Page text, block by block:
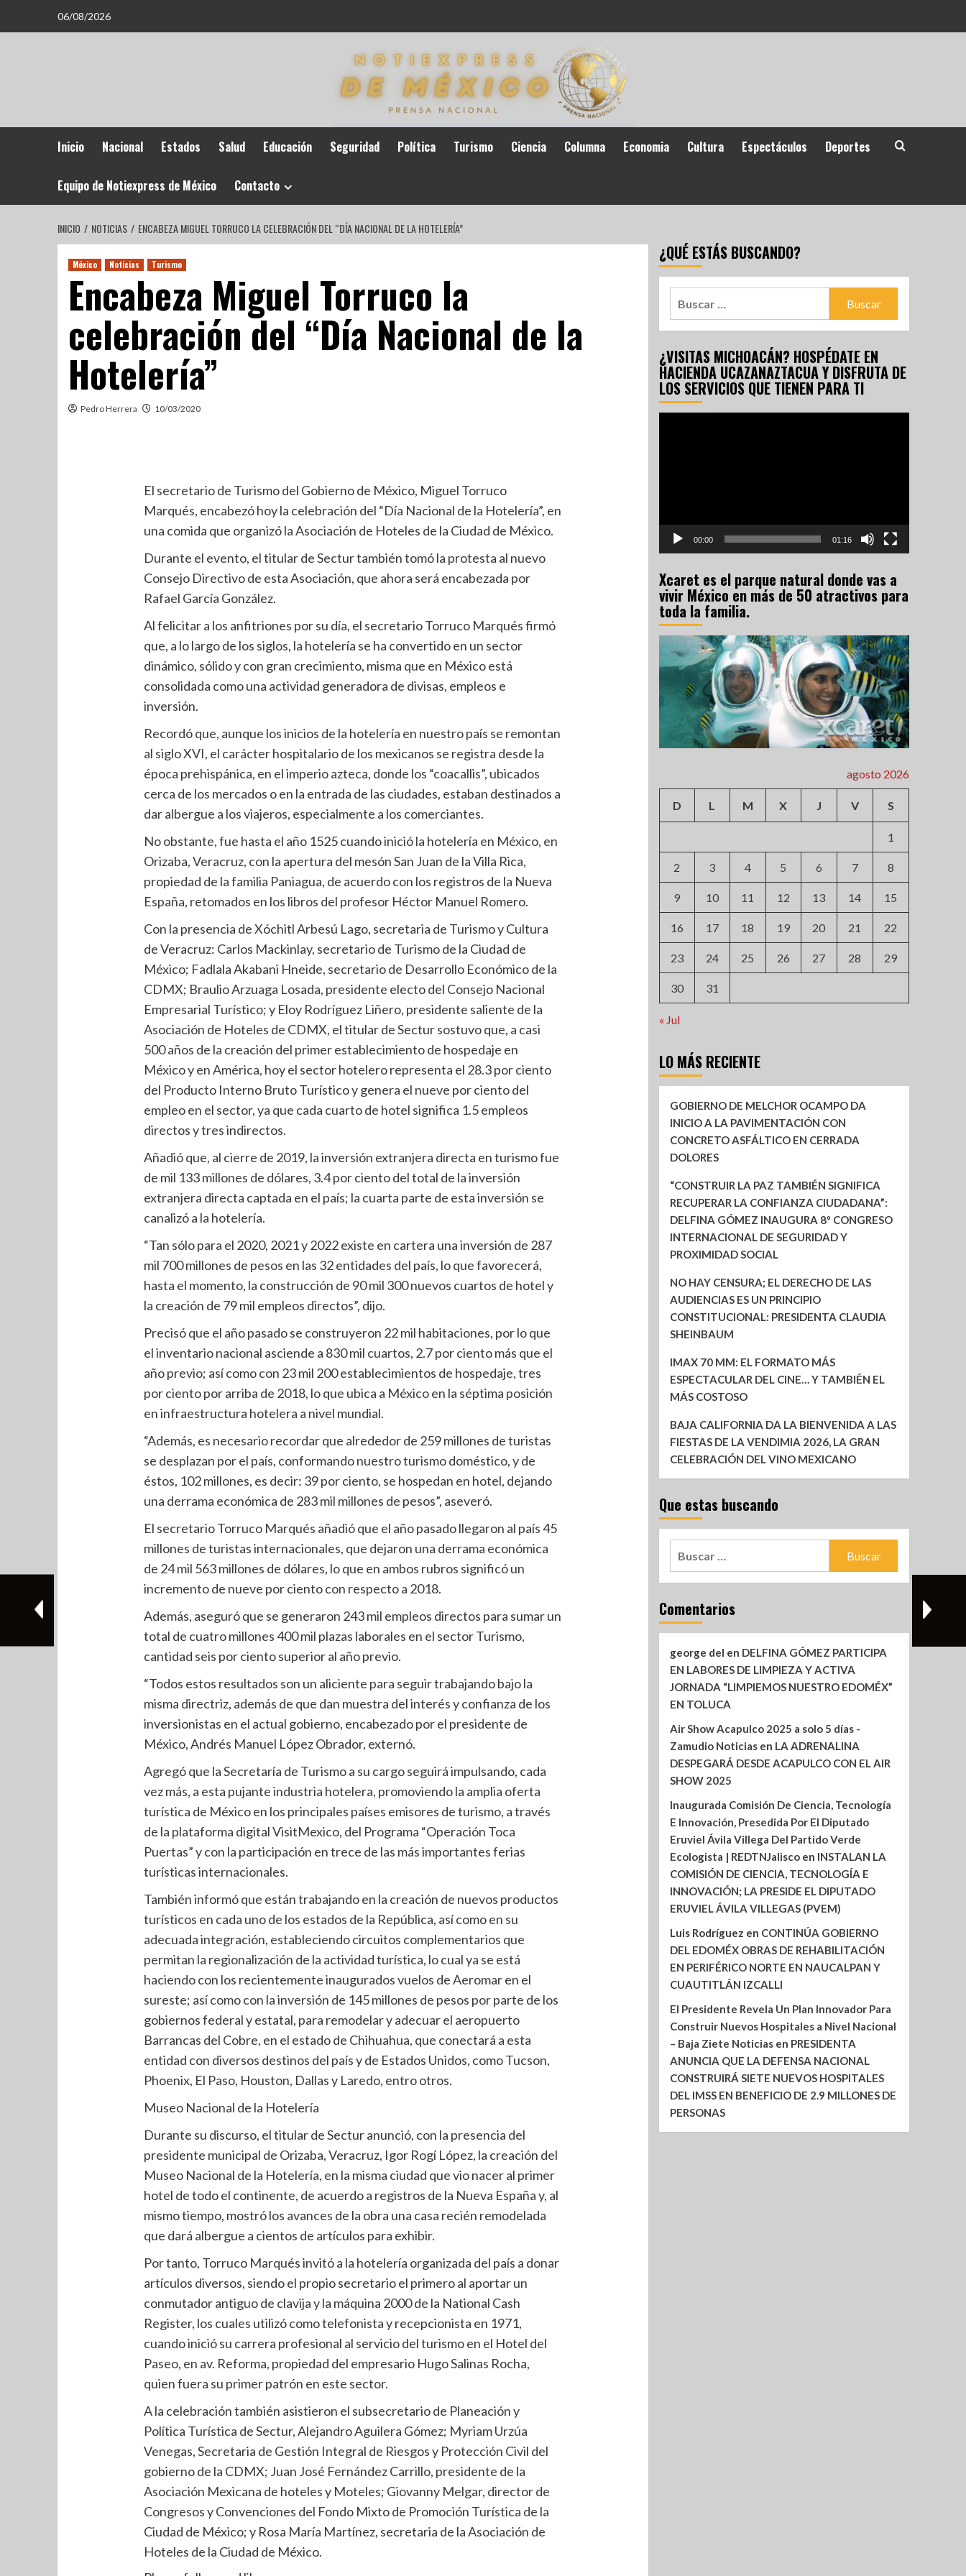
06/08/2026
Inicio Nacional Estados Salud Educación Seguridad Política Turismo Ciencia Columna Economia Cultura Espectáculos Deportes
Equipo de Notiexpress de México Contacto
INICIO NOTICIAS ENCABEZA MIGUEL TORRUCO LA CELEBRACIÓN DEL “DÍA NACIONAL DE LA HOTELERÍA”
México Noticias Turismo
Encabeza Miguel Torruco la
celebración del “Día Nacional de la
Hotelería”
Pedro Herrera 10/03/2020
El secretario de Turismo del Gobierno de México, Miguel Torruco
Marqués, encabezó hoy la celebración del “Día Nacional de la Hotelería”, en
una comida que organizó la Asociación de Hoteles de la Ciudad de México.
Durante el evento, el titular de Sectur también tomó la protesta al nuevo
Consejo Directivo de esta Asociación, que ahora será encabezada por
Rafael García González.
Al felicitar a los anfitriones por su día, el secretario Torruco Marqués firmó
que, a lo largo de los siglos, la hotelería se ha convertido en un sector
dinámico, sólido y con gran crecimiento, misma que en México está
consolidada como una actividad generadora de divisas, empleos e
inversión.
Recordó que, aunque los inicios de la hotelería en nuestro país se remontan
al siglo XVI, el carácter hospitalario de los mexicanos se registra desde la
época prehispánica, en el imperio azteca, donde los “coacallis”, ubicados
cerca de los mercados o en la entrada de las ciudades, estaban destinados a
dar albergue a los viajeros, especialmente a los comerciantes.
No obstante, fue hasta el año 1525 cuando inició la hotelería en México, en
Orizaba, Veracruz, con la apertura del mesón San Juan de la Villa Rica,
propiedad de la familia Paniagua, de acuerdo con los registros de la Nueva
España, retomados en los libros del profesor Héctor Manuel Romero.
Con la presencia de Xóchitl Arbesú Lago, secretaria de Turismo y Cultura
de Veracruz: Carlos Mackinlay, secretario de Turismo de la Ciudad de
México; Fadlala Akabani Hneide, secretario de Desarrollo Económico de la
CDMX; Braulio Arzuaga Losada, presidente electo del Consejo Nacional
Empresarial Turístico; y Eloy Rodríguez Liñero, presidente saliente de la
Asociación de Hoteles de CDMX, el titular de Sectur sostuvo que, a casi
500 años de la creación del primer establecimiento de hospedaje en
México y en América, hoy el sector hotelero representa el 28.3 por ciento
del Producto Interno Bruto Turístico y genera el nueve por ciento del
empleo en el sector, ya que cada cuarto de hotel significa 1.5 empleos
directos y tres indirectos.
Añadió que, al cierre de 2019, la inversión extranjera directa en turismo fue
de mil 133 millones de dólares, 3.4 por ciento del total de la inversión
extranjera directa captada en el país; la cuarta parte de esta inversión se
canalizó a la hotelería.
“Tan sólo para el 2020, 2021 y 2022 existe en cartera una inversión de 287
mil 700 millones de pesos en las 32 entidades del país, lo que favorecerá,
hasta el momento, la construcción de 90 mil 300 nuevos cuartos de hotel y
la creación de 79 mil empleos directos”, dijo.
Precisó que el año pasado se construyeron 22 mil habitaciones, por lo que
el inventario nacional asciende a 830 mil cuartos, 2.7 por ciento más que el
año previo; así como con 23 mil 200 establecimientos de hospedaje, tres
por ciento por arriba de 2018, lo que ubica a México en la séptima posición
en infraestructura hotelera a nivel mundial.
“Además, es necesario recordar que alrededor de 259 millones de turistas
se desplazan por el país, conformando nuestro turismo doméstico, y de
éstos, 102 millones, es decir: 39 por ciento, se hospedan en hotel, dejando
una derrama económica de 283 mil millones de pesos”, aseveró.
El secretario Torruco Marqués añadió que el año pasado llegaron al país 45
millones de turistas internacionales, que dejaron una derrama económica
de 24 mil 563 millones de dólares, lo que en ambos rubros significó un
incremento de nueve por ciento con respecto a 2018.
Además, aseguró que se generaron 243 mil empleos directos para sumar un
total de cuatro millones 400 mil plazas laborales en el sector Turismo,
cantidad seis por ciento superior al año previo.
“Todos estos resultados son un aliciente para seguir trabajando bajo la
misma directriz, además de que dan muestra del interés y confianza de los
inversionistas en el actual gobierno, encabezado por el presidente de
México, Andrés Manuel López Obrador, externó.
Agregó que la Secretaría de Turismo a su cargo seguirá impulsando, cada
vez más, a esta pujante industria hotelera, promoviendo la amplia oferta
turística de México en los principales países emisores de turismo, a través
de la plataforma digital VisitMexico, del Programa “Operación Toca
Puertas” y con la participación en trece de las más importantes ferias
turísticas internacionales.
También informó que están trabajando en la creación de nuevos productos
turísticos en cada uno de los estados de la República, así como en su
adecuada integración, estableciendo circuitos complementarios que
permitan la regionalización de la actividad turística, lo cual ya se está
haciendo con los recientemente inaugurados vuelos de Aeromar en el
sureste; así como con la inversión de 145 millones de pesos por parte de los
gobiernos federal y estatal, para remodelar y adecuar el aeropuerto
Barrancas del Cobre, en el estado de Chihuahua, que conectará a esta
entidad con diversos destinos del país y de Estados Unidos, como Tucson,
Phoenix, El Paso, Houston, Dallas y Laredo, entro otros.
Museo Nacional de la Hotelería
Durante su discurso, el titular de Sectur anunció, con la presencia del
presidente municipal de Orizaba, Veracruz, Igor Rogí López, la creación del
Museo Nacional de la Hotelería, en la misma ciudad que vio nacer al primer
hotel de todo el continente, de acuerdo a registros de la Nueva España y, al
mismo tiempo, mostró los avances de la obra una casa recién remodelada
que dará albergue a cientos de artículos para exhibir.
Por tanto, Torruco Marqués invitó a la hotelería organizada del país a donar
artículos diversos, siendo el propio secretario el primero al aportar un
conmutador antiguo de clavija y la máquina 2000 de la National Cash
Register, los cuales utilizó como telefonista y recepcionista en 1971,
cuando inició su carrera profesional al servicio del turismo en el Hotel del
Paseo, en av. Reforma, propiedad del empresario Hugo Salinas Rocha,
quien fuera su primer patrón en este sector.
A la celebración también asistieron el subsecretario de Planeación y
Política Turística de Sectur, Alejandro Aguilera Gómez; Myriam Urzúa
Venegas, Secretaria de Gestión Integral de Riesgos y Protección Civil del
gobierno de la CDMX; Juan José Fernández Carrillo, presidente de la
Asociación Mexicana de hoteles y Moteles; Giovanny Melgar, director de
Congresos y Convenciones del Fondo Mixto de Promoción Turística de la
Ciudad de México; y Rosa María Martínez, secretaria de la Asociación de
Hoteles de la Ciudad de México.
¿QUÉ ESTÁS BUSCANDO?
¿VISITAS MICHOACÁN? HOSPÉDATE EN
HACIENDA UCAZANAZTACUA Y DISFRUTA DE
LOS SERVICIOS QUE TIENEN PARA TI
00:00 01:16
Xcaret es el parque natural donde vas a
vivir México en más de 50 atractivos para
toda la familia.
agosto 2026
D L M X J V S
1
2 3 4 5 6 7 8
9 10 11 12 13 14 15
16 17 18 19 20 21 22
23 24 25 26 27 28 29
30 31
« Jul
LO MÁS RECIENTE
GOBIERNO DE MELCHOR OCAMPO DA
INICIO A LA PAVIMENTACIÓN CON
CONCRETO ASFÁLTICO EN CERRADA
DOLORES
“CONSTRUIR LA PAZ TAMBIÉN SIGNIFICA
RECUPERAR LA CONFIANZA CIUDADANA”:
DELFINA GÓMEZ INAUGURA 8º CONGRESO
INTERNACIONAL DE SEGURIDAD Y
PROXIMIDAD SOCIAL
NO HAY CENSURA; EL DERECHO DE LAS
AUDIENCIAS ES UN PRINCIPIO
CONSTITUCIONAL: PRESIDENTA CLAUDIA
SHEINBAUM
IMAX 70 MM: EL FORMATO MÁS
ESPECTACULAR DEL CINE… Y TAMBIÉN EL
MÁS COSTOSO
BAJA CALIFORNIA DA LA BIENVENIDA A LAS
FIESTAS DE LA VENDIMIA 2026, LA GRAN
CELEBRACIÓN DEL VINO MEXICANO
Que estas buscando
Comentarios
george del en DELFINA GÓMEZ PARTICIPA
EN LABORES DE LIMPIEZA Y ACTIVA
JORNADA “LIMPIEMOS NUESTRO EDOMÉX”
EN TOLUCA
Air Show Acapulco 2025 a solo 5 días -
Zamudio Noticiasen LA ADRENALINA
DESPEGARÁ DESDE ACAPULCO CON EL AIR
SHOW 2025
Inaugurada Comisión De Ciencia, Tecnología
E Innovación, Presedida Por El Diputado
Eruviel Ávila Villega Del Partido Verde
Ecologista | REDTNJaliscoen INSTALAN LA
COMISIÓN DE CIENCIA, TECNOLOGÍA E
INNOVACIÓN; LA PRESIDE EL DIPUTADO
ERUVIEL ÁVILA VILLEGAS (PVEM)
Luis Rodríguez en CONTINÚA GOBIERNO
DEL EDOMÉX OBRAS DE REHABILITACIÓN
EN PERIFÉRICO NORTE EN NAUCALPAN Y
CUAUTITLÁN IZCALLI
El Presidente Revela Un Plan Innovador Para
Construir Nuevos Hospitales a Nivel Nacional
– Baja Ziete Noticiasen PRESIDENTA
ANUNCIA QUE LA DEFENSA NACIONAL
CONSTRUIRÁ SIETE NUEVOS HOSPITALES
DEL IMSS EN BENEFICIO DE 2.9 MILLONES DE
PERSONAS